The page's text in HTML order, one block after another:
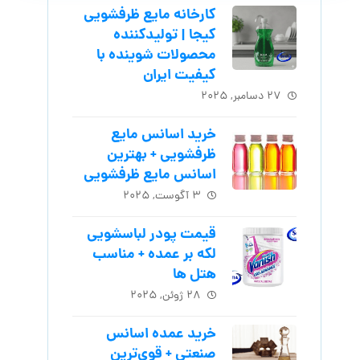
کارخانه مایع ظرفشویی
کیجا | تولیدکننده
محصولات شوینده با
کیفیت ایران
۲۷ دسامبر, ۲۰۲۵
خرید اسانس مایع
ظرفشویی + بهترین
اسانس مایع ظرفشویی
۳ آگوست, ۲۰۲۵
قیمت پودر لباسشویی
لکه بر عمده + مناسب
هتل ها
۲۸ ژوئن, ۲۰۲۵
خرید عمده اسانس
صنعتی + قوی‌ترین